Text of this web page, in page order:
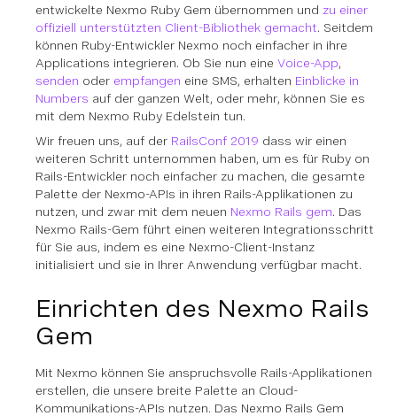
entwickelte Nexmo Ruby Gem übernommen und zu einer
offiziell unterstützten Client-Bibliothek gemacht. Seitdem
können Ruby-Entwickler Nexmo noch einfacher in ihre
Applications integrieren. Ob Sie nun eine Voice-App,
senden oder empfangen eine SMS, erhalten Einblicke in
Numbers auf der ganzen Welt, oder mehr, können Sie es
mit dem Nexmo Ruby Edelstein tun.
Wir freuen uns, auf der RailsConf 2019 dass wir einen
weiteren Schritt unternommen haben, um es für Ruby on
Rails-Entwickler noch einfacher zu machen, die gesamte
Palette der Nexmo-APIs in ihren Rails-Applikationen zu
nutzen, und zwar mit dem neuen Nexmo Rails gem. Das
Nexmo Rails-Gem führt einen weiteren Integrationsschritt
für Sie aus, indem es eine Nexmo-Client-Instanz
initialisiert und sie in Ihrer Anwendung verfügbar macht.
Einrichten des Nexmo Rails
Gem
Mit Nexmo können Sie anspruchsvolle Rails-Applikationen
erstellen, die unsere breite Palette an Cloud-
Kommunikations-APIs nutzen. Das Nexmo Rails Gem